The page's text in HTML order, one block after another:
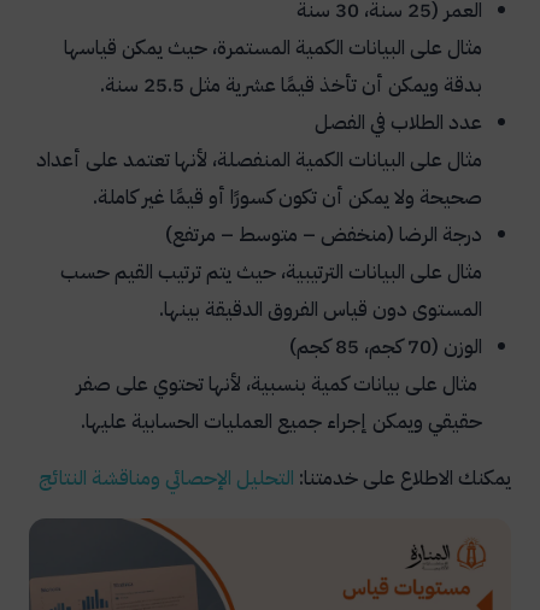
العمر (25 سنة، 30 سنة
مثال على البيانات الكمية المستمرة، حيث يمكن قياسها
بدقة ويمكن أن تأخذ قيمًا عشرية مثل 25.5 سنة.
عدد الطلاب في الفصل
مثال على البيانات الكمية المنفصلة، لأنها تعتمد على أعداد
صحيحة ولا يمكن أن تكون كسورًا أو قيمًا غير كاملة.
درجة الرضا (منخفض – متوسط – مرتفع)
مثال على البيانات الترتيبية، حيث يتم ترتيب القيم حسب
المستوى دون قياس الفروق الدقيقة بينها.
الوزن (70 كجم، 85 كجم)
مثال على بيانات كمية بنسبية، لأنها تحتوي على صفر
حقيقي ويمكن إجراء جميع العمليات الحسابية عليها.
يمكنك الاطلاع على خدمتنا: التحليل الإحصائي ومناقشة النتائج